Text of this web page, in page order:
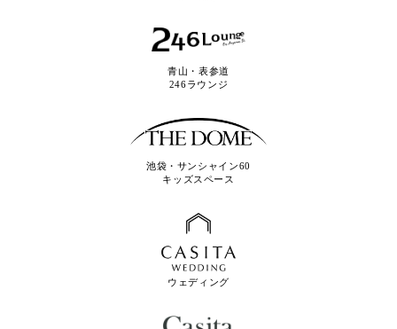
青山・表参道
246ラウンジ
池袋・サンシャイン60
キッズスペース
ウェディング